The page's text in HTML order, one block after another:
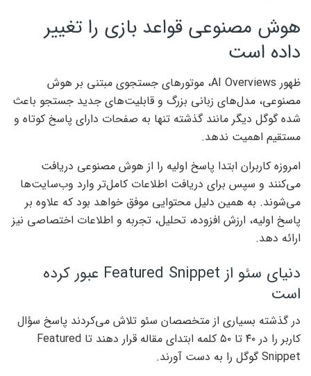
هوش مصنوعی قواعد بازی را تغییر
داده است
ظهور AI Overviews، موتورهای جستجوی مبتنی بر هوش
مصنوعی، مدل‌های زبانی بزرگ و قابلیت‌های جدید جستجو باعث
شده گوگل دیگر مانند گذشته تنها به صفحات دارای پاسخ کوتاه و
مستقیم اهمیت ندهد.
امروزه کاربران ابتدا پاسخ اولیه را از هوش مصنوعی دریافت
می‌کنند و سپس برای دریافت اطلاعات کامل‌تر وارد وب‌سایت‌ها
می‌شوند. به همین دلیل محتوایی موفق خواهد بود که علاوه بر
پاسخ اولیه، ارزش افزوده، تحلیل، تجربه و اطلاعات اختصاصی نیز
ارائه دهد.
دنیای سئو از Featured Snippet عبور کرده
است
در گذشته بسیاری از متخصصان سئو تلاش می‌کردند پاسخ سؤال
کاربر را در ۴۰ تا ۵۰ کلمه ابتدای مقاله قرار دهند تا Featured
Snippet گوگل را به دست آورند.